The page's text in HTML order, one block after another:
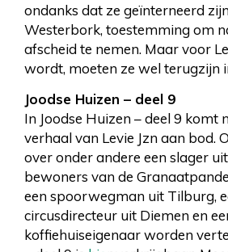
ondanks dat ze geïnterneerd
Westerbork, toestemming om
afscheid te nemen. Maar voor
wordt, moeten ze wel terugzijn
Joodse Huizen – deel 9
In Joodse Huizen – deel 9 komt
verhaal van Levie Jzn aan bod.
over onder andere een slager
bewoners van de
een spoorwegman uit Tilburg,
circusdirecteur uit Diemen en
koffiehuiseigenaar worden